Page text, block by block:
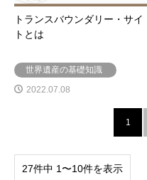
トランスバウンダリー・サイ
トとは
世界遺産の基礎知識
2022.07.08
1
27件中 1〜10件を表示